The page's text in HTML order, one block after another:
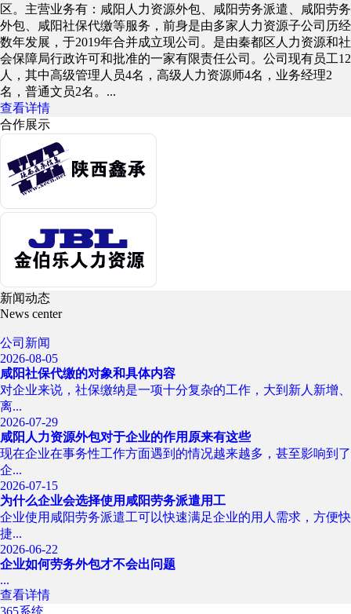
区。主营业务有：咸阳人力资源外包、咸阳劳务派遣、咸阳劳务
外包、咸阳社保代缴等服务，前身是由多家人力资源子公司历经
数年发展，于2019年合并成立现公司。是由秦都区人力资源和社
会保障局行政许可和批准的一家有限责任公司。公司现有员工12
人，其中高级管理人员4名，高级人力资源师4名，业务经理2
名，普通文员2名。...
查看详情
合作展示
新闻动态
News center
公司新闻
2026-08-05
咸阳社保代缴的对象和具体内容
对企业来说，社保缴纳是一项十分复杂的工作，大到新人新增、
离...
2026-07-29
咸阳人力资源外包对于企业的作用原来有这些
现在企业在事务性工作方面遇到的情况越来越多，甚至影响到了
企...
2026-07-15
为什么企业会选择使用咸阳劳务派遣用工
企业使用咸阳劳务派遣工可以快速满足企业的用人需求，方便快
捷...
2026-06-22
企业如何劳务外包才不会出问题
...
查看详情
365系统